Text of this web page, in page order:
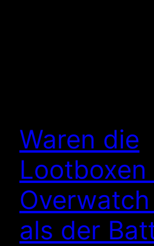
Waren die
Lootboxen
als der